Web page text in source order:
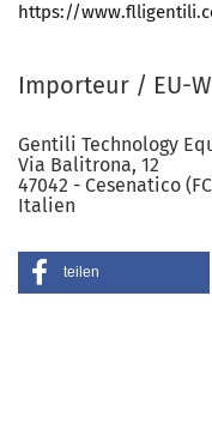
https://
Importeur / EU-
Gentili Technology
Via Balitrona, 12
47042 - Cesenatico
Italien
teilen